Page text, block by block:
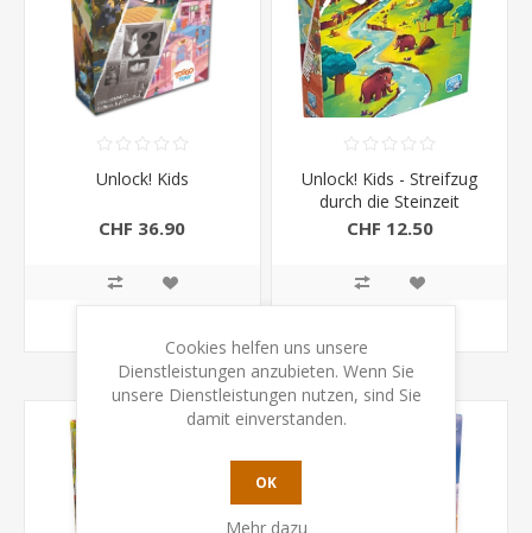
Unlock! Kids
CHF 36.90
Unlock! Kids - Streifzug
durch die Steinzeit
CHF 12.50
Cookies helfen uns unsere
Dienstleistungen anzubieten. Wenn Sie
unsere Dienstleistungen nutzen, sind Sie
damit einverstanden.
OK
Mehr dazu